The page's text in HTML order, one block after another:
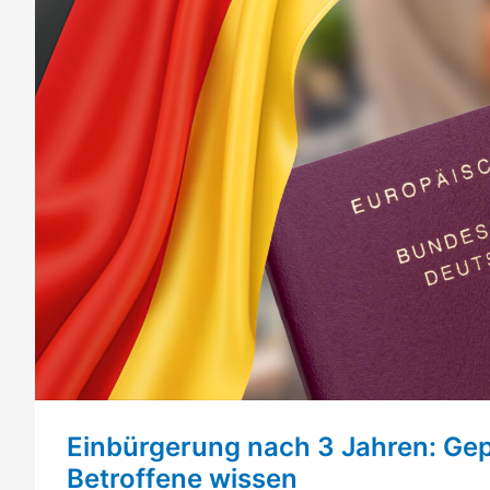
Einbürgerung nach 3 Jahren:
Betroffene wissen